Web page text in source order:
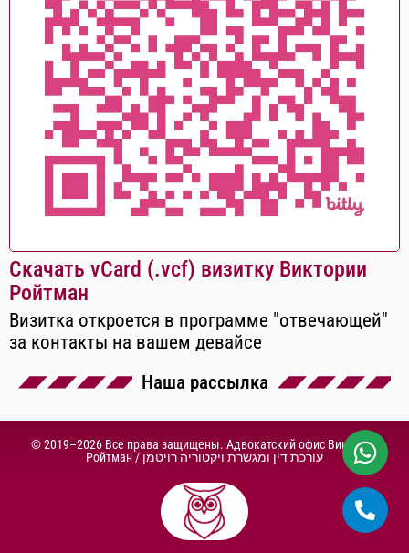
Скачать vCard (.vcf) визитку Виктории
Ройтман
Визитка откроется в программе "отвечающей"
за контакты на вашем девайсе
Наша рассылка
© 2019–2026 Все права защищены. Адвокатский офис Виктории
Ройтман / עורכת דין ומגשרת ויקטוריה רויטמן